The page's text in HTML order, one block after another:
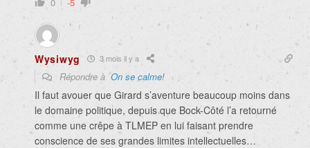
Wysiwyg 3 mois il y a
Répondre àOn se calme!
Il faut avouer que Girard s’aventure beaucoup moins dans
le domaine politique, depuis que Bock-Côté l’a retourné
comme une crêpe à TLMEP en lui faisant prendre
conscience de ses grandes limites intellectuelles…